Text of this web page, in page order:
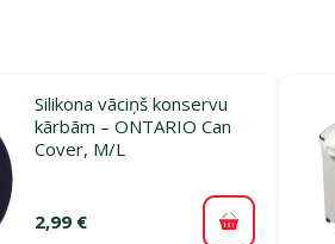
Silikona vāciņš konservu
kārbām – ONTARIO Can
Cover, M/L
2,99 € Pievienot